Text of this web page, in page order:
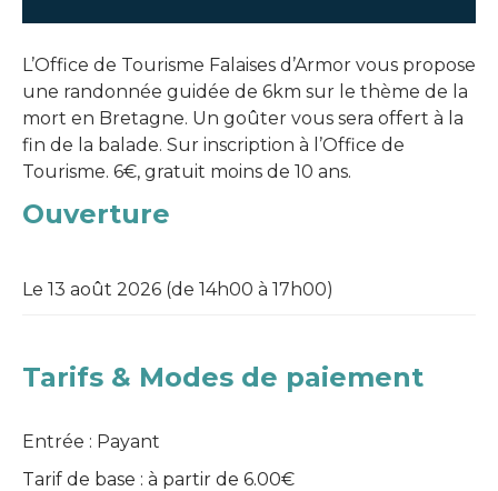
L’Office de Tourisme Falaises d’Armor vous propose
une randonnée guidée de 6km sur le thème de la
mort en Bretagne. Un goûter vous sera offert à la
fin de la balade. Sur inscription à l’Office de
Tourisme. 6€, gratuit moins de 10 ans.
Ouverture
Le 13 août 2026 (de 14h00 à 17h00)
Tarifs & Modes de paiement
Entrée : Payant
Tarif de base : à partir de 6.00€